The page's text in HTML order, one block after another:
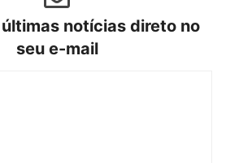
notícias direto no
seu e-mail